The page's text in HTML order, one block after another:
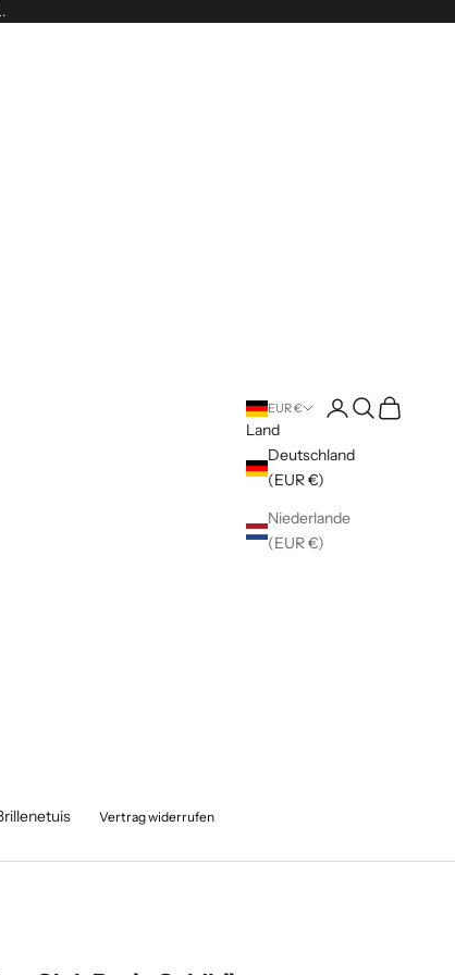
Vertrag widerrufen
EUR €
Land
Deutschland
(EUR €)
Niederlande
(EUR €)
Anmelden
SuchenWarenkorb